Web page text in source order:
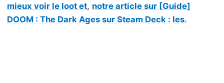
mieux voir le loot et, notre article sur [Guide]
DOOM : The Dark Ages sur Steam Deck : les.